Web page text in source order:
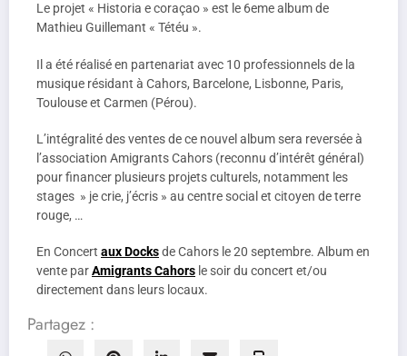
Le projet « Historia e coraçao » est le 6eme album de
Mathieu Guillemant « Tétéu ».
Il a été réalisé en partenariat avec 10 professionnels de la
musique résidant à Cahors, Barcelone, Lisbonne, Paris,
Toulouse et Carmen (Pérou).
L’intégralité des ventes de ce nouvel album sera reversée à
l’association Amigrants Cahors (reconnu d’intérêt général)
pour financer plusieurs projets culturels, notamment les
stages » je crie, j’écris » au centre social et citoyen de terre
rouge, …
En Concert aux Docksde Cahors le 20 septembre. Album en
vente parAmigrants Cahors le soir du concert et/ou
directement dans leurs locaux.
Partagez :